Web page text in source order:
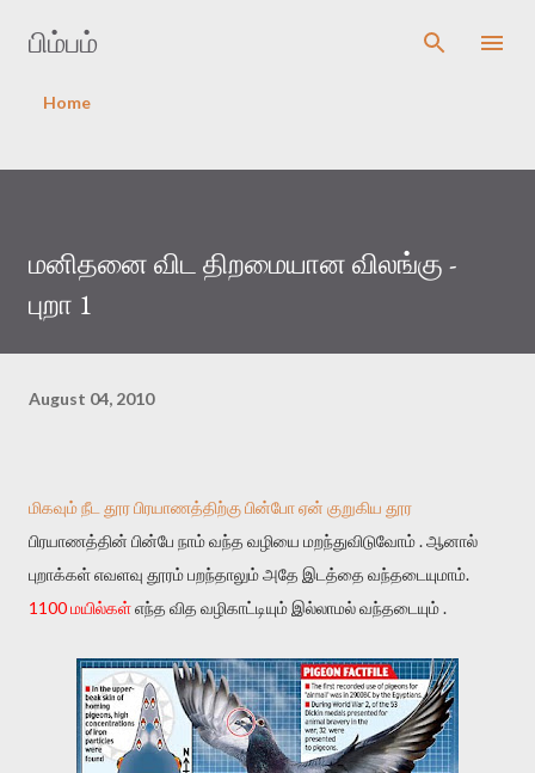
பிம்பம்
Home
மனிதனை விட திறமையான விலங்கு -
புறா 1
August 04, 2010
மிகவும் நீட தூர பிரயாணத்திற்கு பின்போ ஏன் குறுகிய தூர
பிரயாணத்தின் பின்பே நாம் வந்த வழியை மறந்துவிடுவோம் . ஆனால்
புறாக்கள் எவளவு தூரம் பறந்தாலும் அதே இடத்தை வந்தடையுமாம்.
1100 மயில்கள்எந்த வித வழிகாட்டியும் இல்லாமல் வந்தடையும் .